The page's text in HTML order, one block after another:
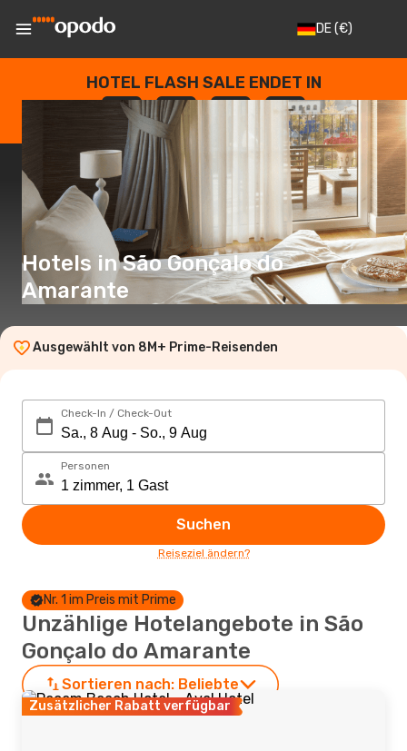
DE(€)
HOTEL FLASH SALE ENDET IN
--
TAGE
: --
STUNDEN
: --
SEKUNDEN
Hotels in São Gonçalo do
Amarante
Ausgewählt von 8M+ Prime-Reisenden
Check-In / Check-Out
Personen
Suchen
Reiseziel ändern?
Nr. 1 im Preis mit Prime
Unzählige Hotelangebote in São
Gonçalo do Amarante
Sortieren nach: Beliebte
Zusätzlicher Rabatt verfügbar